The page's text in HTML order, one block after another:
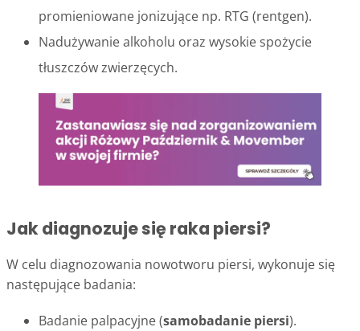
promieniowane jonizujące np. RTG (rentgen).
Nadużywanie alkoholu oraz wysokie spożycie
tłuszczów zwierzęcych.
Jak diagnozuje się raka piersi?
W celu diagnozowania nowotworu piersi, wykonuje się
następujące badania:
Badanie palpacyjne (samobadanie piersi).